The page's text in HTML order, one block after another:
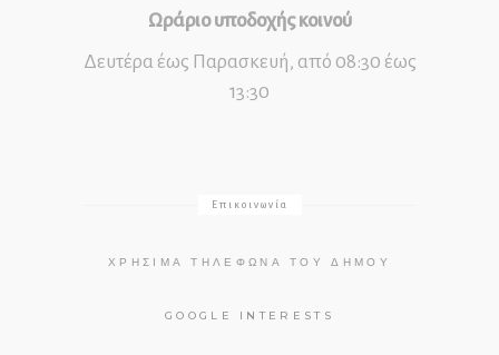
Ωράριο υποδοχής κοινού
Δευτέρα έως Παρασκευή, από 08:30 έως
13:30
Επικοινωνία
ΧΡΉΣΙΜΑ ΤΗΛΈΦΩΝΑ ΤΟΥ ΔΉΜΟΥ
GOOGLE INTERESTS